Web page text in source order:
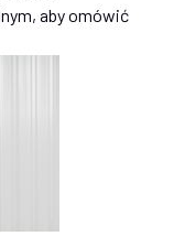
aby omówić